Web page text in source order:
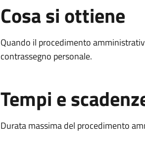
Cosa si ottiene
Quando il procedimento
contrassegno personale.
Tempi e
Durata massima del procedimento